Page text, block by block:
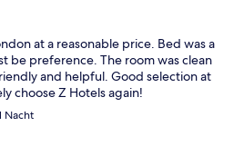
at a reasonable price. Bed was a
be preference. The room was clean
and helpful. Good selection at
choose Z Hotels again!
Nacht